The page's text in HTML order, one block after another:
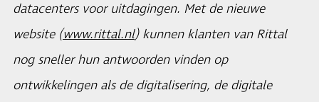
datacenters voor uitdagingen. Met de nieuwe
website (www.rittal.nl) kunnen klanten van Rittal
nog sneller hun antwoorden vinden op
ontwikkelingen als de digitalisering, de digitale